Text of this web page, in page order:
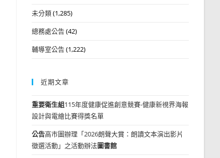
未分類(1,285)
總務處公告(42)
輔導室公告(1,222)
近期文章
重要衛生組115年度健康促進創意競賽-健康新視界海報
設計與電繪比賽得獎名單
公告高市圖辦理「2026朗聲大賞：朗讀文本演出影片
徵選活動」之活動辦法圖書館